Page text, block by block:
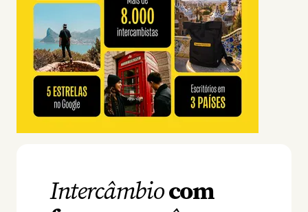
Intercâmbiocom